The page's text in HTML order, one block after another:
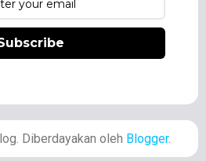
Diberdayakan oleh Blogger.